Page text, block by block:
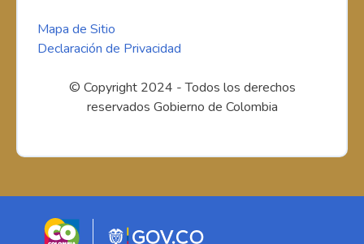
Mapa de Sitio
Declaración de Privacidad
© Copyright 2024 - Todos los derechos
reservados Gobierno de Colombia